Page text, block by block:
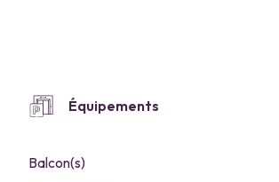
Équipements
Balcon(s)